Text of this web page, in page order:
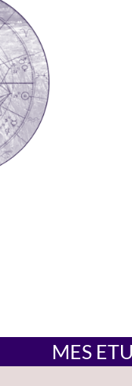
MES